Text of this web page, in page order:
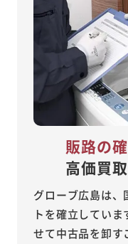
販路の
高価買
グローブ広島は、
トを確立してい
せて中古品を卸す